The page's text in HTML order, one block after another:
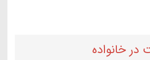
در خانواده